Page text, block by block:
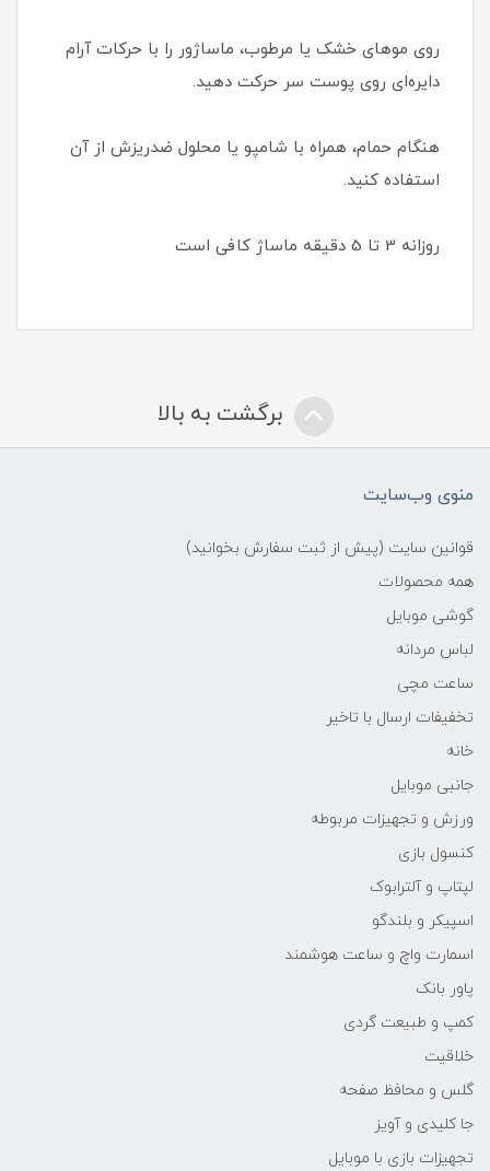
روی موهای خشک یا مرطوب، ماساژور را با حرکات آرام
دایره‌ای روی پوست سر حرکت دهید.
هنگام حمام، همراه با شامپو یا محلول ضدریزش از آن
استفاده کنید.
روزانه 3 تا 5 دقیقه ماساژ کافی است
برگشت به بالا
منوی وب‌سایت
قوانین سایت (پیش از ثبت سفارش بخوانید)
همه محصولات
گوشی موبایل
لباس مردانه
ساعت مچی
تخفیفات ارسال با تاخیر
خانه
جانبی موبایل
ورزش و تجهیزات مربوطه
کنسول بازی
لپتاپ و آلترابوک
اسپیکر و بلندگو
اسمارت واچ و ساعت هوشمند
پاور بانک
کمپ و طبیعت گردی
خلاقیت
گلس و محافظ صفحه
جا کلیدی و آویز
تجهیزات بازی با موبایل